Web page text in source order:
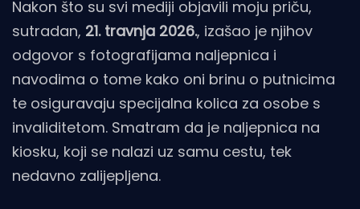
Nakon što su svi mediji objavili moju priču,
sutradan, 21. travnja 2026., izašao je njihov
odgovor s fotografijama naljepnica i
navodima o tome kako oni brinu o putnicima
te osiguravaju specijalna kolica za osobe s
invaliditetom. Smatram da je naljepnica na
kiosku, koji se nalazi uz samu cestu, tek
nedavno zalijepljena.